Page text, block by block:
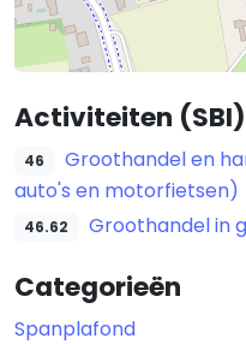
Activiteiten (SBI)
46
Groothandel en
auto's en motorfietsen)
46.62 Groothandel in
Categorieën
Spanplafond